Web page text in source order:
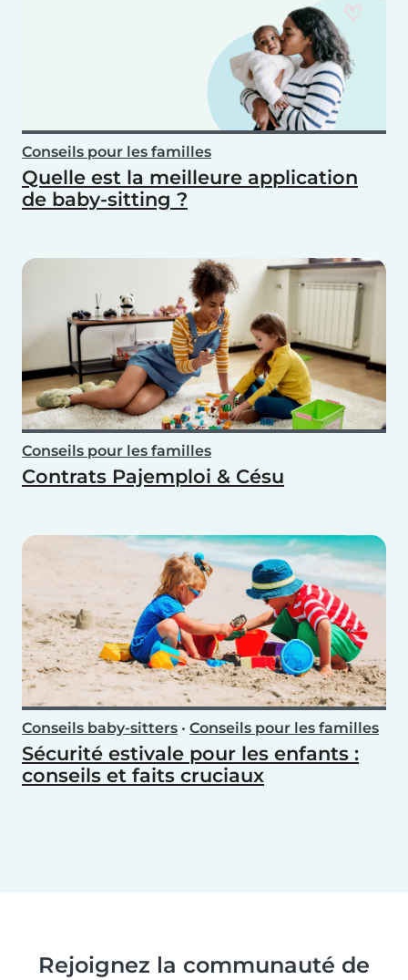
Conseils pour les familles
Quelle est la meilleure application
de baby-sitting ?
Conseils pour les familles
Contrats Pajemploi & Césu
Conseils baby-sitters • Conseils pour les familles
Sécurité estivale pour les enfants :
conseils et faits cruciaux
Rejoignez la communauté de